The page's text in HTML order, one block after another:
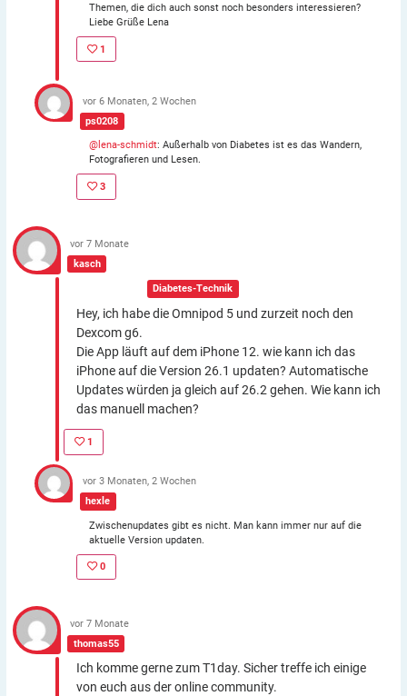
Themen, die dich auch sonst noch besonders interessieren?
Liebe Grüße Lena
1
ps0208
vor 6 Monaten, 2 Wochen
@lena-schmidt: Außerhalb von Diabetes ist es das Wandern,
Fotografieren und Lesen.
3
kasch
Diabetes-Technik
vor 7 Monate
Hey, ich habe die Omnipod 5 und zurzeit noch den
Dexcom g6.
Die App läuft auf dem iPhone 12. wie kann ich das
iPhone auf die Version 26.1 updaten? Automatische
Updates würden ja gleich auf 26.2 gehen. Wie kann ich
das manuell machen?
1
hexle
vor 3 Monaten, 2 Wochen
Zwischenupdates gibt es nicht. Man kann immer nur auf die
aktuelle Version updaten.
0
thomas55
vor 7 Monate
Ich komme gerne zum T1day. Sicher treffe ich einige
von euch aus der online community.